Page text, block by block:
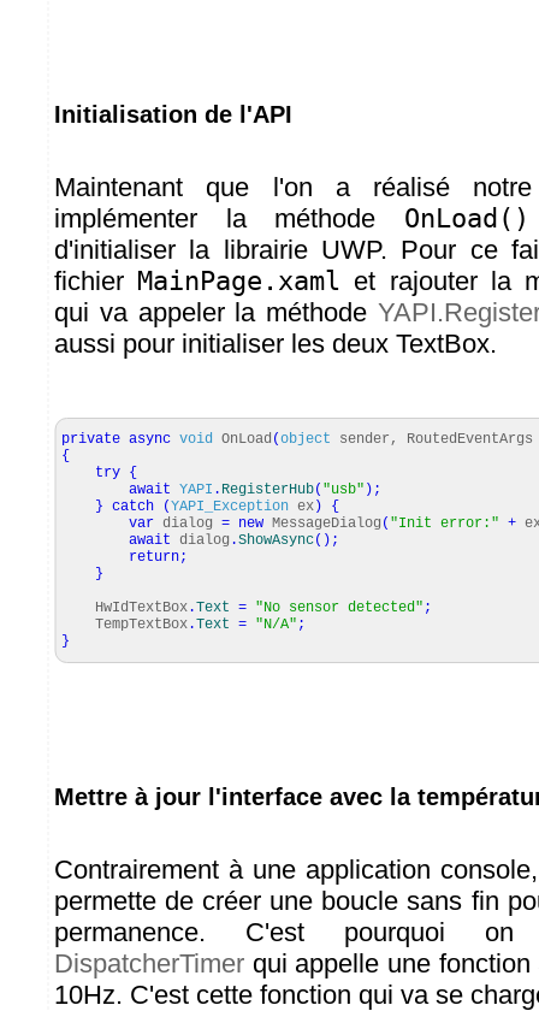
Initialisation de l'API
Maintenant que l'on a réalisé
implémenter la méthode OnLoad()
d'initialiser la librairie UWP. Pour ce
fichier MainPage.xaml et rajouter la
qui va appeler la méthode
aussi pour initialiser les deux TextBox.
private async void OnLoad (object sender, RoutedEventArgs
{
try {
await YAPI . RegisterHub( "usb" ) ;
} catch (YAPI_Exception ex )
{
var dialog = new MessageDialog ( "Init error:" +
await dialog .ShowAsync( ) ;
return;
}
HwIdTextBox .Text = "No sensor detected" ;
TempTextBox .Text = "N/A" ;
}
Mettre à jour l'interface avec la
Contrairement à une application
permette de créer une boucle sans fin
permanence. C'est pourquoi
DispatcherTimer qui appelle une
10Hz. C'est cette fonction qui va se